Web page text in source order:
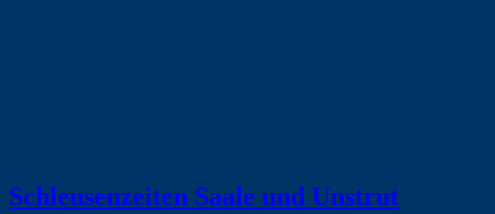
Schleusenzeiten Saale und Unstrut